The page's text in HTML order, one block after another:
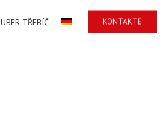
ÜBER TŘEBÍČ KONTAKTE